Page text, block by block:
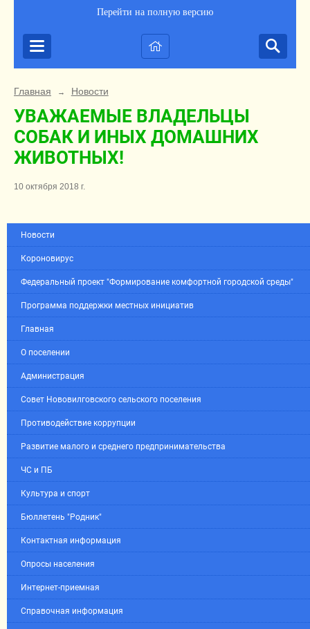
Перейти на полную версию
Главная → Новости
УВАЖАЕМЫЕ ВЛАДЕЛЬЦЫ
СОБАК И ИНЫХ ДОМАШНИХ
ЖИВОТНЫХ!
10 октября 2018 г.
Новости
Короновирус
Федеральный проект "Формирование комфортной городской среды"
Программа поддержки местных инициатив
Главная
О поселении
Администрация
Совет Нововилговского сельского поселения
Противодействие коррупции
Развитие малого и среднего предпринимательства
ЧС и ПБ
Культура и спорт
Бюллетень "Родник"
Контактная информация
Опросы населения
Интернет-приемная
Справочная информация